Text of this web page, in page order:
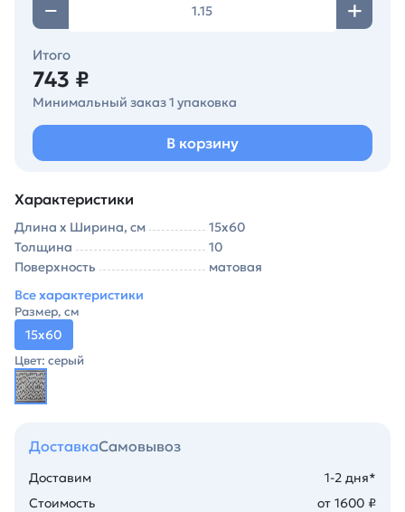
Итого
743 ₽
Минимальный заказ 1 упаковка
В корзину
Характеристики
Длина х Ширина, см
15х60
Толщина
10
Поверхность
матовая
Все характеристики
Размер, см
15х60
Цвет: серый
ДоставкаСамовывоз
Доставим
1-2 дня*
Стоимость
от 1600 ₽